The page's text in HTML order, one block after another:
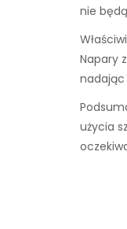
nie
Napary
nadając
użycia